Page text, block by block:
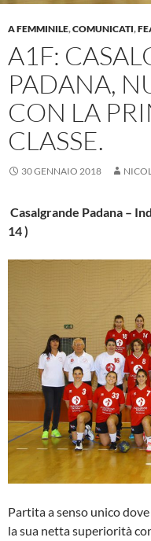
A FEMMINILE,COMUNICATI,
A1F:
PADANA,
CON LA
CLASSE.
30 GENNAIO 2018
Casalgrande Padana –
14 )
Partita a senso unico
la sua netta superiorità